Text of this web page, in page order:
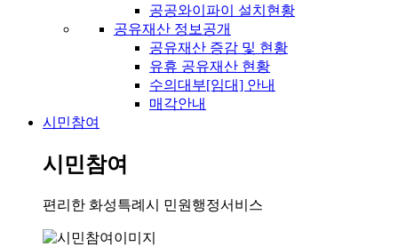
공공와이파이 설치현황
공유재산 정보공개
공유재산 증감 및 현황
유휴 공유재산 현황
수의대부[임대] 안내
매각안내
시민참여
시민참여
편리한 화성특례시 민원행정서비스